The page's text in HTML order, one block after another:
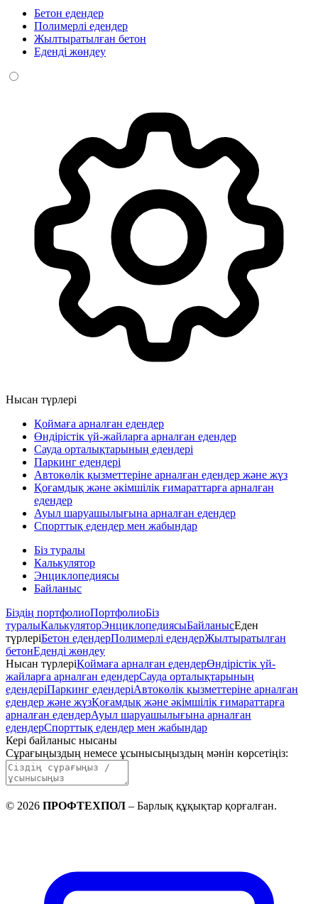
Бетон едендер
Полимерлі едендер
Жылтыратылған бетон
Еденді жөндеу
Нысан түрлері
Қоймаға арналған едендер
Өндірістік үй-жайларға арналған едендер
Сауда орталықтарының едендері
Паркинг едендері
Автокөлік қызметтеріне арналған едендер және жүз
Қоғамдық және әкімшілік ғимараттарға арналған
едендер
Ауыл шаруашылығына арналған едендер
Спорттық едендер мен жабындар
Біз туралы
Калькулятор
Энциклопедиясы
Байланыс
Біздің портфолиоПортфолиоБіз
туралыКалькуляторЭнциклопедиясыБайланысЕден
түрлеріБетон едендерПолимерлі едендерЖылтыратылған
бетонЕденді жөндеу
Нысан түрлеріҚоймаға арналған едендерӨндірістік үй-
жайларға арналған едендерСауда орталықтарының
едендеріПаркинг едендеріАвтокөлік қызметтеріне арналған
едендер және жүзҚоғамдық және әкімшілік ғимараттарға
арналған едендерАуыл шаруашылығына арналған
едендерСпорттық едендер мен жабындар
Кері байланыс нысаны
Сұрағыңыздың немесе ұсынысыңыздың мәнін көрсетіңіз:
© 2026 ПРОФТЕХПОЛ – Барлық құқықтар қорғалған.